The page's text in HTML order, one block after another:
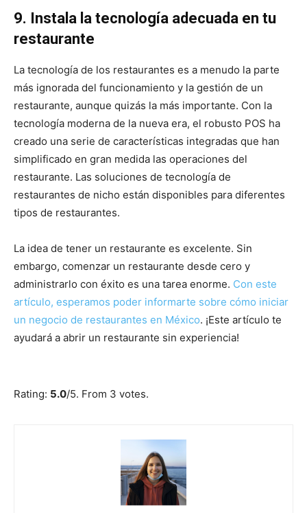
9. Instala la tecnología adecuada en tu
restaurante
La tecnología de los restaurantes es a menudo la parte
más ignorada del funcionamiento y la gestión de un
restaurante, aunque quizás la más importante. Con la
tecnología moderna de la nueva era, el robusto POS ha
creado una serie de características integradas que han
simplificado en gran medida las operaciones del
restaurante. Las soluciones de tecnología de
restaurantes de nicho están disponibles para diferentes
tipos de restaurantes.
La idea de tener un restaurante es excelente. Sin
embargo, comenzar un restaurante desde cero y
administrarlo con éxito es una tarea enorme. Con este
artículo, esperamos poder informarte sobre cómo iniciar
un negocio de restaurantes en México. ¡Este artículo te
ayudará a abrir un restaurante sin experiencia!
Rating: 5.0/5. From 3 votes.